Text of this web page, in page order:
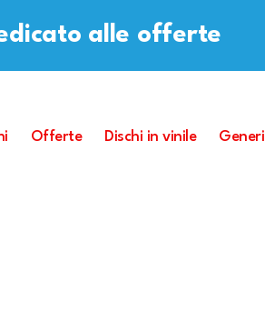
alle offerte
Offerte Dischi in vinile Generi